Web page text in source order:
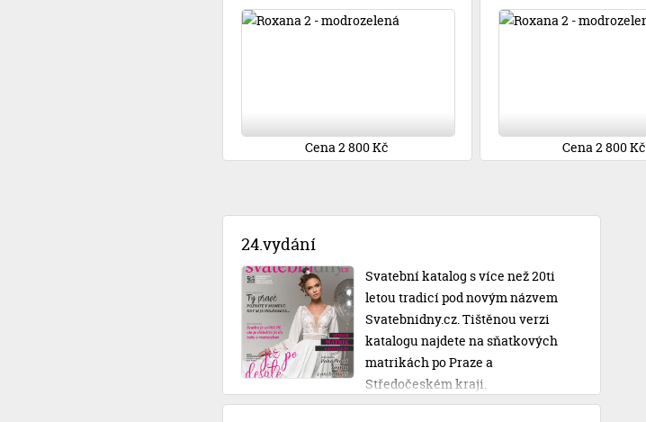
Cena 2 800 Kč Cena 2 800 Kč
24.vydání
Svatební katalog s více než 20ti
letou tradicí pod novým názvem
Svatebnidny.cz. Tištěnou verzi
katalogu najdete na sňatkových
matrikách po Praze a
Středočeském kraji.